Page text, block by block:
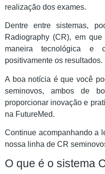
realização dos exames.
Dentre entre sistemas,
Radiography (CR), em
maneira tecnológica e
positivamente os resultados.
A boa notícia é que você
seminovos, ambos de
proporcionar inovação e
na FutureMed.
Continue acompanhando a
nossa linha de CR
O que é o sistema